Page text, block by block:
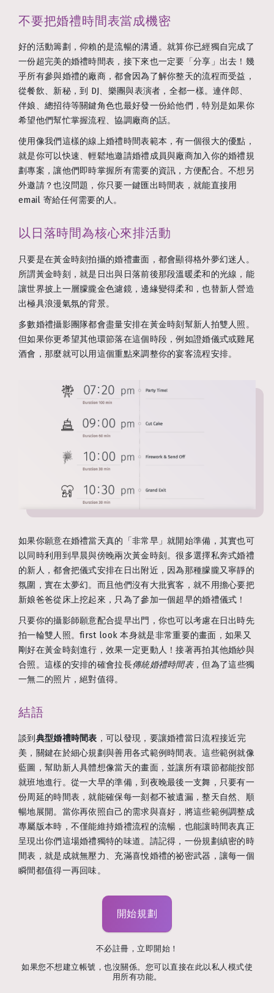
不要把婚禮時間表當成機密
好的活動籌劃，仰賴的是流暢的溝通。就算你已經獨自完成了
一份超完美的婚禮時間表，接下來也一定要「分享」出去！幾
乎所有參與婚禮的廠商，都會因為了解你整天的流程而受益，
從餐飲、新秘，到 DJ、樂團與表演者，全都一樣。連伴郎、
伴娘、總招待等關鍵角色也最好發一份給他們，特別是如果你
希望他們幫忙掌握流程、協調廠商的話。
使用像我們這樣的線上婚禮時間表範本，有一個很大的優點，
就是你可以快速、輕鬆地邀請婚禮成員與廠商加入你的婚禮規
劃專案，讓他們即時掌握所有需要的資訊，方便配合。不想另
外邀請？也沒問題，你只要一鍵匯出時間表，就能直接用
email 寄給任何需要的人。
以日落時間為核心來排活動
只要是在黃金時刻拍攝的婚禮畫面，都會顯得格外夢幻迷人。
所謂黃金時刻，就是日出與日落前後那段溫暖柔和的光線，能
讓世界披上一層朦朧金色濾鏡，邊緣變得柔和，也替新人營造
出極具浪漫氣氛的背景。
多數婚禮攝影團隊都會盡量安排在黃金時刻幫新人拍雙人照。
但如果你更希望其他環節落在這個時段，例如證婚儀式或雞尾
酒會，那麼就可以用這個重點來調整你的宴客流程安排。
如果你願意在婚禮當天真的「非常早」就開始準備，其實也可
以同時利用到早晨與傍晚兩次黃金時刻。很多選擇私奔式婚禮
的新人，都會把儀式安排在日出附近，因為那種朦朧又寧靜的
氛圍，實在太夢幻。而且他們沒有大批賓客，就不用擔心要把
新娘爸爸從床上挖起來，只為了參加一個超早的婚禮儀式！
只要你的攝影師願意配合提早出門，你也可以考慮在日出時先
拍一輪雙人照。first look 本身就是非常重要的畫面，如果又
剛好在黃金時刻進行，效果一定更動人！接著再拍其他婚紗與
合照。這樣的安排的確會拉長傳統婚禮時間表，但為了這些獨
一無二的照片，絕對值得。
結語
談到 典型婚禮時間表 ，可以發現，要讓婚禮當日流程接近完
美，關鍵在於細心規劃與善用各式範例時間表。這些範例就像
藍圖，幫助新人具體想像當天的畫面，並讓所有環節都能按部
就班地進行。從一大早的準備，到夜晚最後一支舞，只要有一
份周延的時間表，就能確保每一刻都不被遺漏，整天自然、順
暢地展開。當你再依照自己的需求與喜好，將這些範例調整成
專屬版本時，不僅能維持婚禮流程的流暢，也能讓時間表真正
呈現出你們這場婚禮獨特的味道。請記得，一份規劃縝密的時
間表，就是成就無壓力、充滿喜悅婚禮的祕密武器，讓每一個
瞬間都值得一再回味。
開始規劃
不必註冊，立即開始！
如果您不想建立帳號，也沒關係。您可以直接在此以私人模式使
用所有功能。